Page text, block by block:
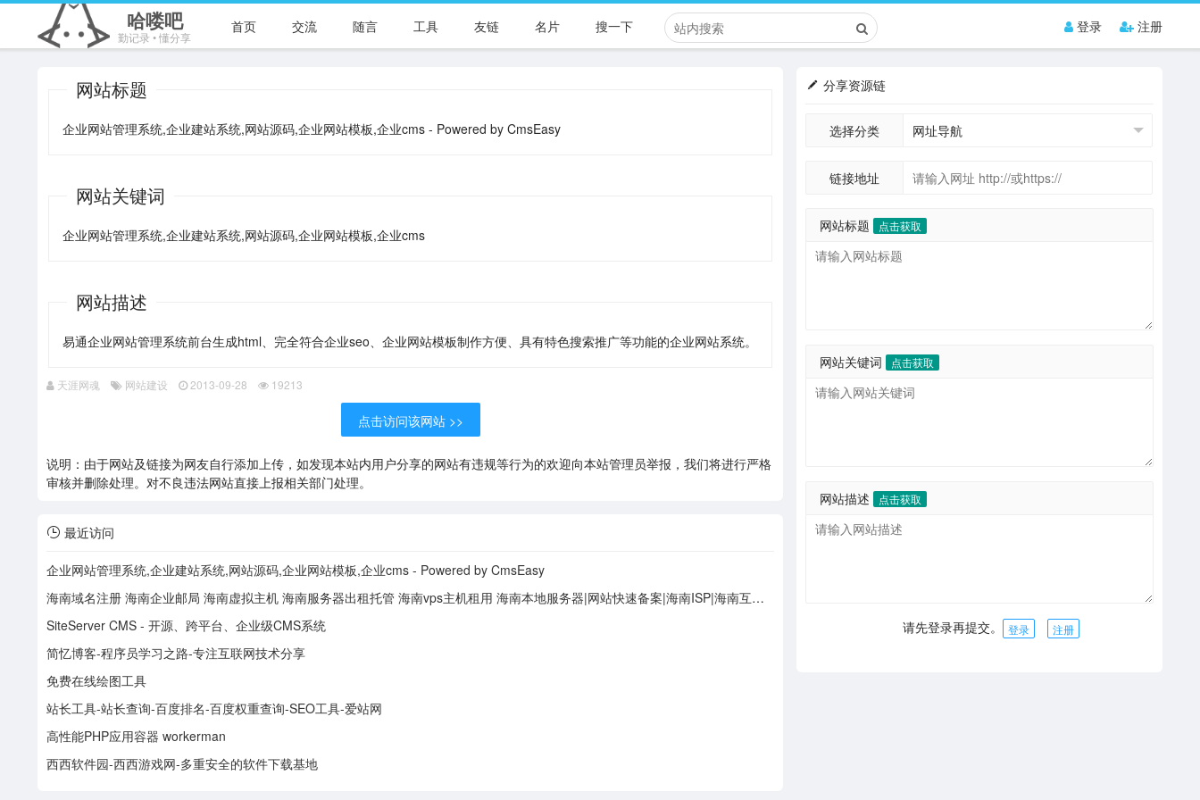
哈喽吧
勤记录 • 懂分享
首页 交流 随言 工具 友链 名片 搜一下 登录 注册
网站标题
企业网站管理系统,企业建站系统,网站源码,企业网站模板,企业cms - Powered by CmsEasy
网站关键词
企业网站管理系统,企业建站系统,网站源码,企业网站模板,企业cms
网站描述
易通企业网站管理系统前台生成html、完全符合企业seo、企业网站模板制作方便、具有特色搜索推广等功能的企业网站系统。
天涯网魂 网站建设 2013-09-28 19213
点击访问该网站 >>
说明：由于网站及链接为网友自行添加上传，如发现本站内用户分享的网站有违规等行为的欢迎向本站管理员举报，我们将进行严格
审核并删除处理。对不良违法网站直接上报相关部门处理。
最近访问
企业网站管理系统,企业建站系统,网站源码,企业网站模板,企业cms - Powered by CmsEasy
海南域名注册 海南企业邮局 海南虚拟主机 海南服务器出租托管 海南vps主机租用 海南本地服务器|网站快速备案|海南ISP|海南互联网接入商
SiteServer CMS - 开源、跨平台、企业级CMS系统
简忆博客-程序员学习之路-专注互联网技术分享
免费在线绘图工具
站长工具-站长查询-百度排名-百度权重查询-SEO工具-爱站网
高性能PHP应用容器 workerman
西西软件园-西西游戏网-多重安全的软件下载基地
分享资源链
选择分类
链接地址
网站标题 点击获取
网站关键词 点击获取
网站描述 点击获取
请先登录再提交。 登录 注册